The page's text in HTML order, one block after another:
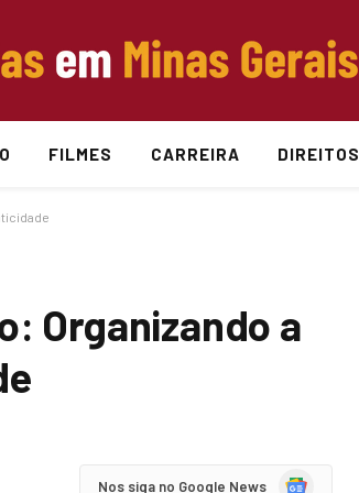
FILMES CARREIRA DIREITOS
Organizando a
Nos siga no Google News Google